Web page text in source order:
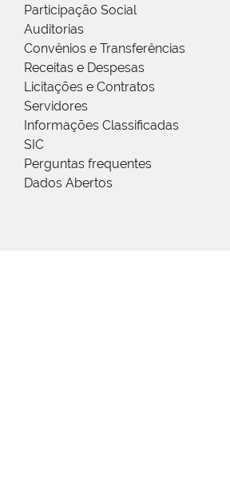
Participação Social
Auditorias
Convênios e Transferências
Receitas e Despesas
Licitações e Contratos
Servidores
Informações Classificadas
SIC
Perguntas frequentes
Dados Abertos